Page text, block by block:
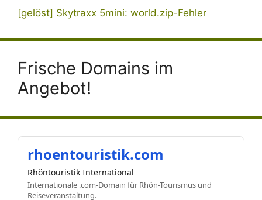
[gelöst] Skytraxx 5mini: world.zip-Fehler
Frische Domains im
Angebot!
rhoentouristik.com
Rhöntouristik International
Internationale .com-Domain für Rhön-Tourismus und
Reiseveranstaltung.